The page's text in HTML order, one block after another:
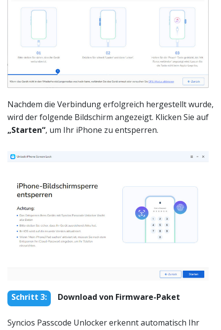
Nachdem die Verbindung erfolgreich hergestellt wurde,
wird der folgende Bildschirm angezeigt. Klicken Sie auf
„Starten“, um Ihr iPhone zu entsperren.
Schritt 3: Download von Firmware-Paket
Syncios Passcode Unlocker erkennt automatisch Ihr